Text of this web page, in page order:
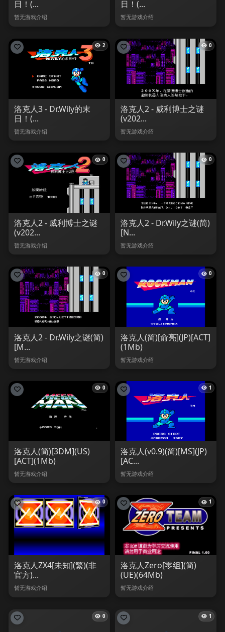
日！(...
暂无游戏介绍
日！(...
暂无游戏介绍
2
洛克人3 - Dr.Wily的末
日！(...
暂无游戏介绍
0
洛克人2 - 威利博士之谜
(v202...
暂无游戏介绍
0
洛克人2 - 威利博士之谜
(v202...
暂无游戏介绍
0
洛克人2 - Dr.Wily之谜(简)
[N...
暂无游戏介绍
0
洛克人2 - Dr.Wily之谜(简)
[M...
暂无游戏介绍
0
洛克人(简)[俞亮](JP)[ACT]
(1Mb)
暂无游戏介绍
0
洛克人(简)[3DM](US)
[ACT](1Mb)
暂无游戏介绍
1
洛克人(v0.9)(简)[MS](JP)
[AC...
暂无游戏介绍
0
洛克人ZX4[未知](繁)(非
官方)...
暂无游戏介绍
1
洛克人Zero[零组](简)
(UE)(64Mb)
暂无游戏介绍
0 1